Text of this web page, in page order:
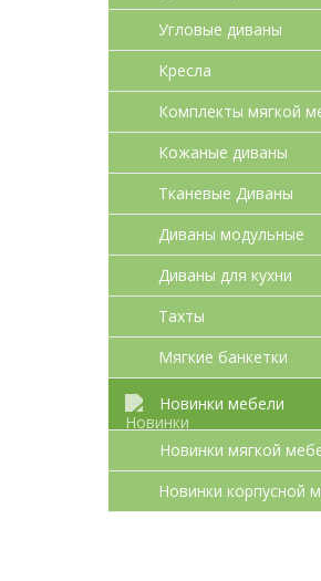
Угловые диваны
Кресла
Комплекты мягкой
Кожаные диваны
Тканевые Диваны
Диваны модульные
Диваны для кухни
Тахты
Мягкие банкетки
Новинки мебели
Новинки мягкой
Новинки корпусной